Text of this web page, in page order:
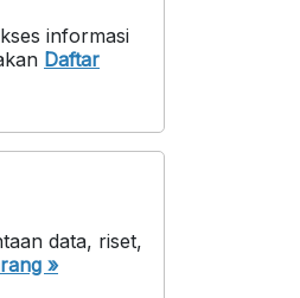
informasi
Daftar
data, riset,
»